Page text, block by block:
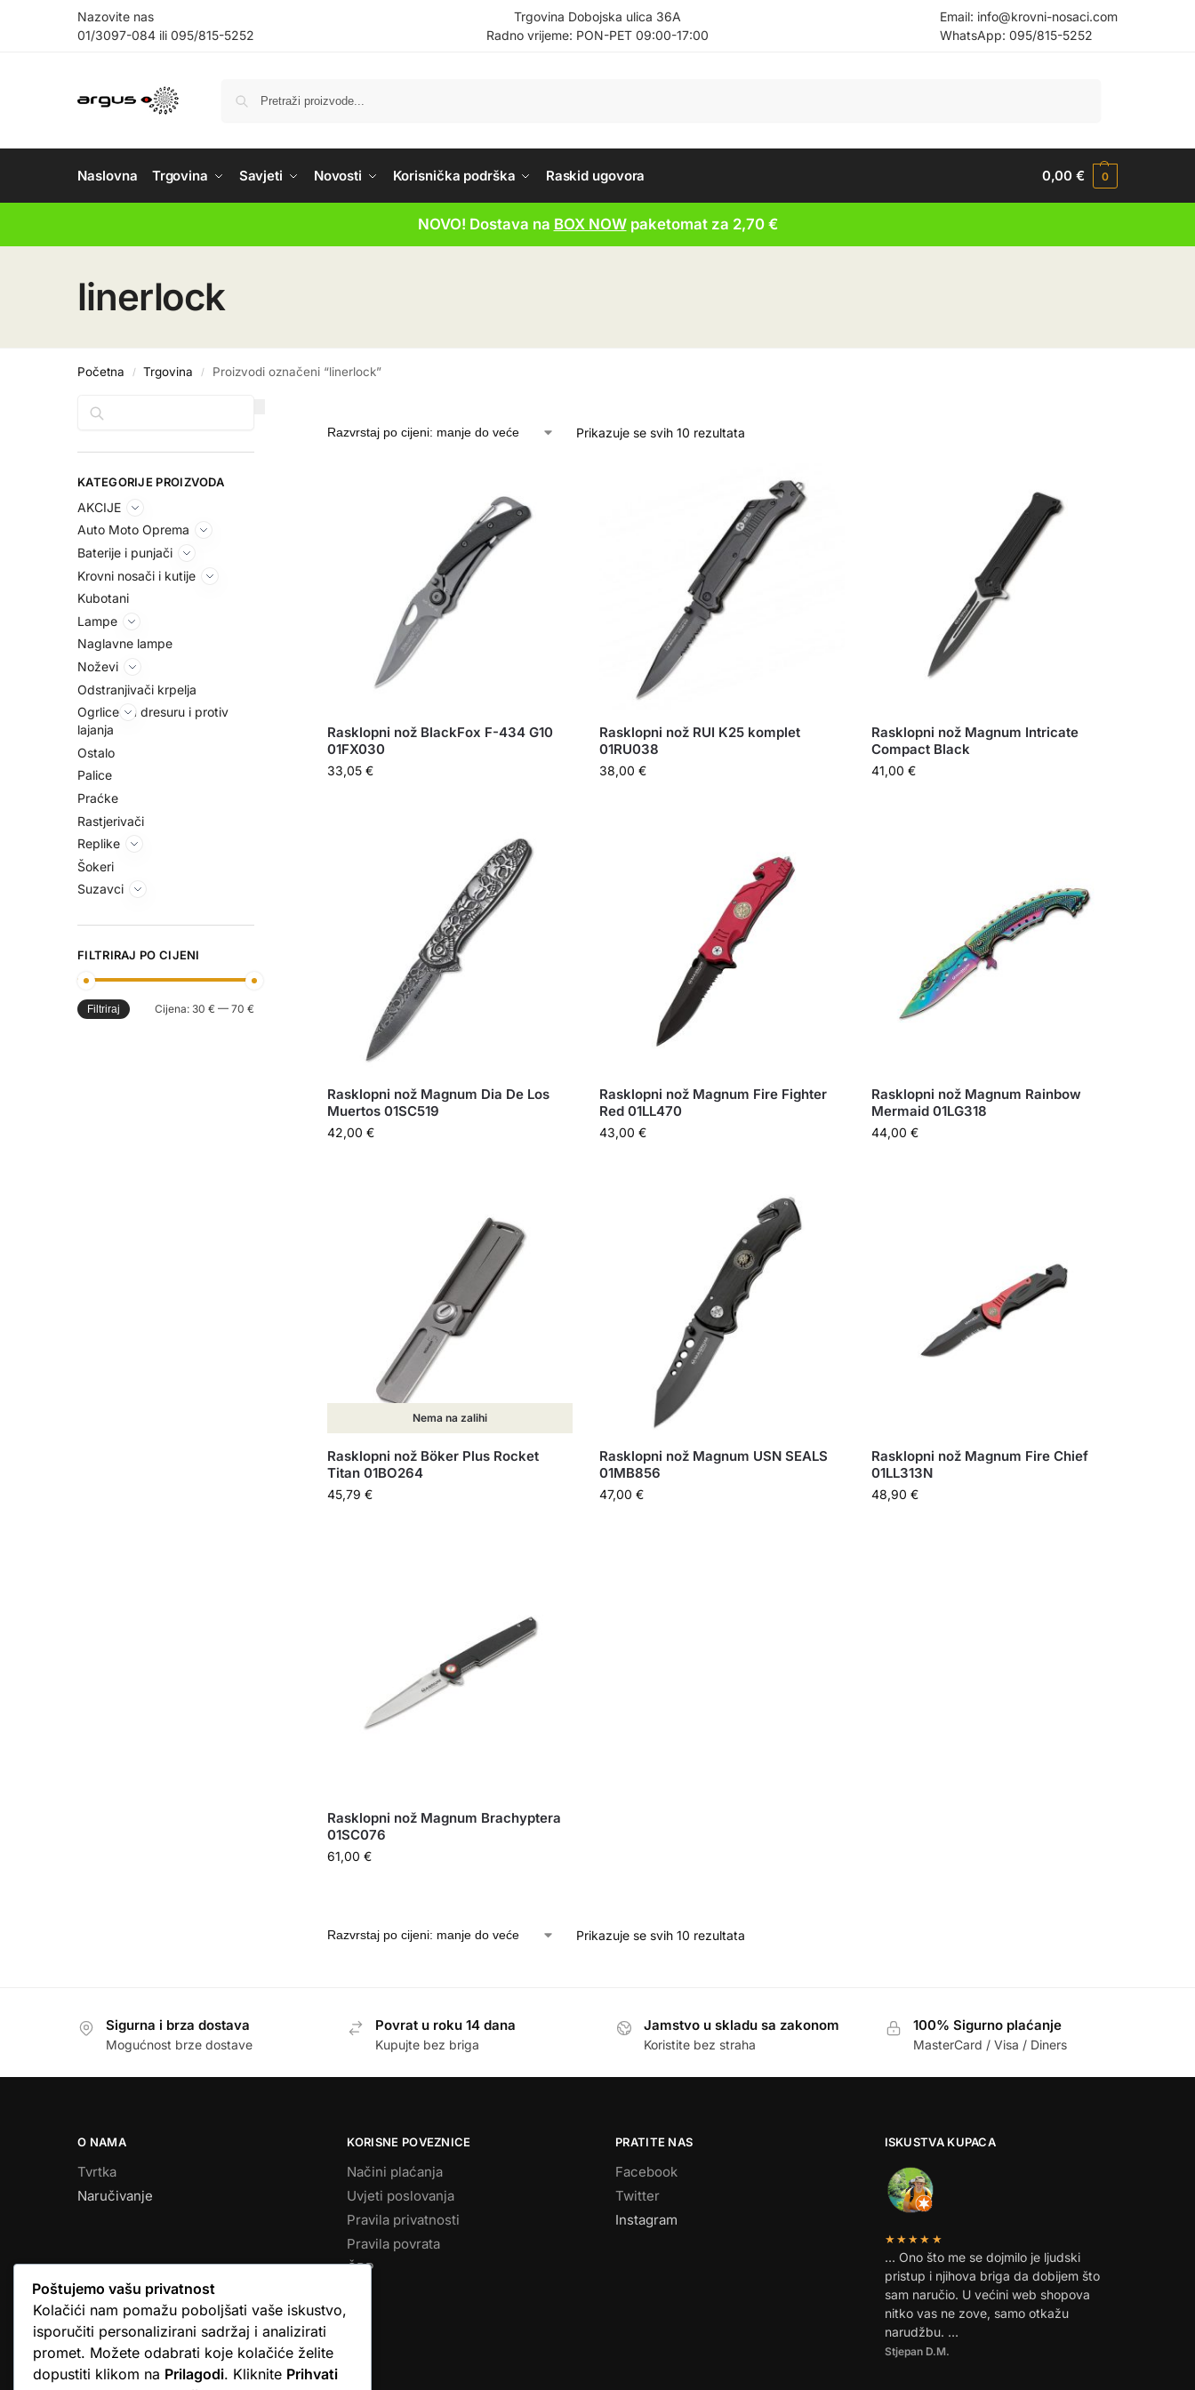
Nazovite nas
01/3097-084 ili 095/815-5252
Trgovina Dobojska ulica 36A
Radno vrijeme: PON-PET 09:00-17:00
Email: info@krovni-nosaci.com
WhatsApp: 095/815-5252
Naslovna Trgovina Savjeti Novosti Korisnička podrška Raskid ugovora 0,00€ 0
NOVO! Dostava na BOX NOWpaketomat za 2,70 €
linerlock
Početna / Trgovina / Proizvodi označeni “linerlock”
Prikazuje se svih 10 rezultata
Rasklopni nož BlackFox F-434 G10
01FX030
33,05 €
Rasklopni nož RUI K25 komplet
01RU038
38,00 €
Rasklopni nož Magnum Intricate
Compact Black
41,00€
Rasklopni nož Magnum Dia De Los
Muertos 01SC519
42,00 €
Rasklopni nož Magnum Fire Fighter
Red 01LL470
43,00 €
Rasklopni nož Magnum Rainbow
Mermaid 01LG318
44,00€
Nema na zalihi
Rasklopni nož Böker Plus Rocket
Titan 01BO264
45,79 €
Rasklopni nož Magnum USN SEALS
01MB856
47,00 €
Rasklopni nož Magnum Fire Chief
01LL313N
48,90€
Rasklopni nož Magnum Brachyptera
01SC076
61,00 €
Prikazuje se svih 10 rezultata
KATEGORIJE PROIZVODA
AKCIJE
Auto Moto Oprema
Baterije i punjači
Krovni nosači i kutije
Kubotani
Lampe
Naglavne lampe
Noževi
Odstranjivači krpelja
Ogrlice za dresuru i protiv
lajanja
Ostalo
Palice
Praćke
Rastjerivači
Replike
Šokeri
Suzavci
FILTRIRAJ PO CIJENI
Filtriraj Cijena: 30 € — 70 €
Sigurna i brza dostava
Mogućnost brze dostave
Povrat u roku 14 dana
Kupujte bez briga
Jamstvo u skladu sa zakonom
Koristite bez straha
100% Sigurno plaćanje
MasterCard / Visa / Diners
O NAMA
Tvrtka
Naručivanje
KORISNE POVEZNICE
Načini plaćanja
Uvjeti poslovanja
Pravila privatnosti
Pravila povrata
ČPP
PRATITE NAS
Facebook
Twitter
Instagram
ISKUSTVA KUPACA
★★★★★
… Ono što me se dojmilo je ljudski
pristup i njihova briga da dobijem što
sam naručio. U većini web shopova
nitko vas ne zove, samo otkažu
narudžbu. …
Stjepan D.M.
Poštujemo vašu privatnost
Kolačići nam pomažu poboljšati vaše iskustvo,
isporučiti personalizirani sadržaj i analizirati
promet. Možete odabrati koje kolačiće želite
dopustiti klikom na Prilagodi. Kliknite Prihvati